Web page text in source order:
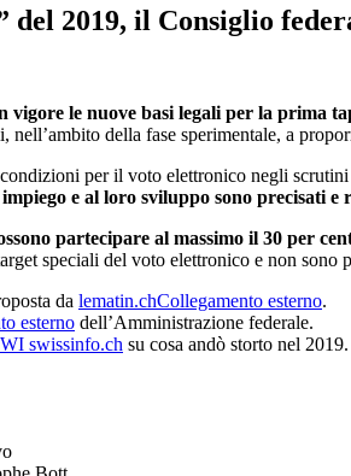
del 2019, il Consiglio
le nuove basi legali per la prima
nell’ambito della fase sperimentale, a
per il voto elettronico negli
e al loro sviluppo sono precisati e
partecipare al massimo il 30 per
speciali del voto elettronico e non
da lematin.chCollegamento esterno.
esterno dell’Amministrazione federale.
swissinfo.ch su cosa andò storto nel 2019.